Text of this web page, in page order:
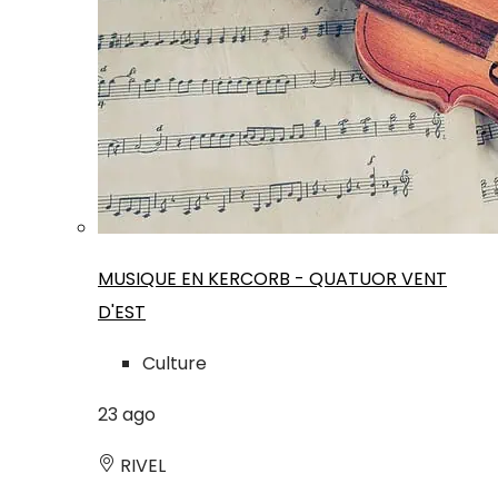
MUSIQUE EN KERCORB - QUATUOR VENT
D'EST
Culture
23ago
RIVEL